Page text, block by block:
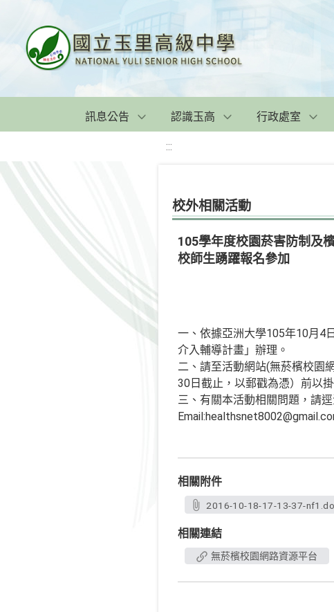
訊息公告 認識玉高 行政處室
:::
校外相關活動
105學年度校園菸害防制及
校師生踴躍報名參加
一、依據亞洲大學105年10月4
介入輔導計畫」辦理。
二、請至活動網站(無菸檳校園
30日截止，以郵戳為憑）前以
三、有關本活動相關問題，請
相關附件
2016-10-18-17-13-37-
相關連結
無菸檳校園網路資源平台